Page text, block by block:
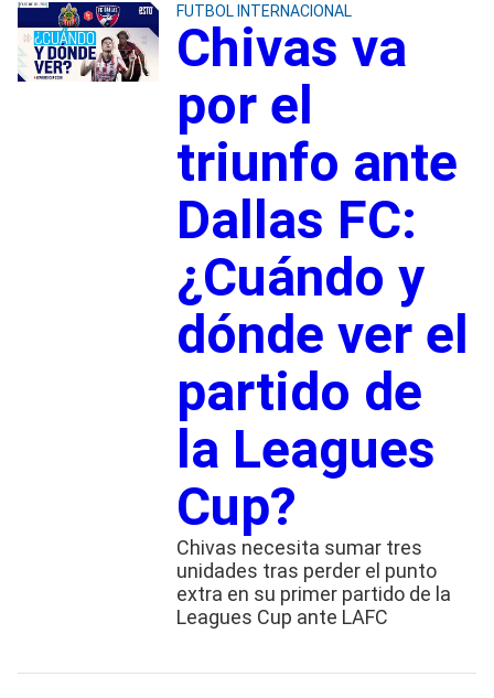
FUTBOL INTERNACIONAL
Chivas va
por el
triunfo ante
Dallas FC:
¿Cuándo y
dónde ver el
partido de
la Leagues
Cup?
Chivas necesita sumar tres
unidades tras perder el punto
extra en su primer partido de la
Leagues Cup ante LAFC